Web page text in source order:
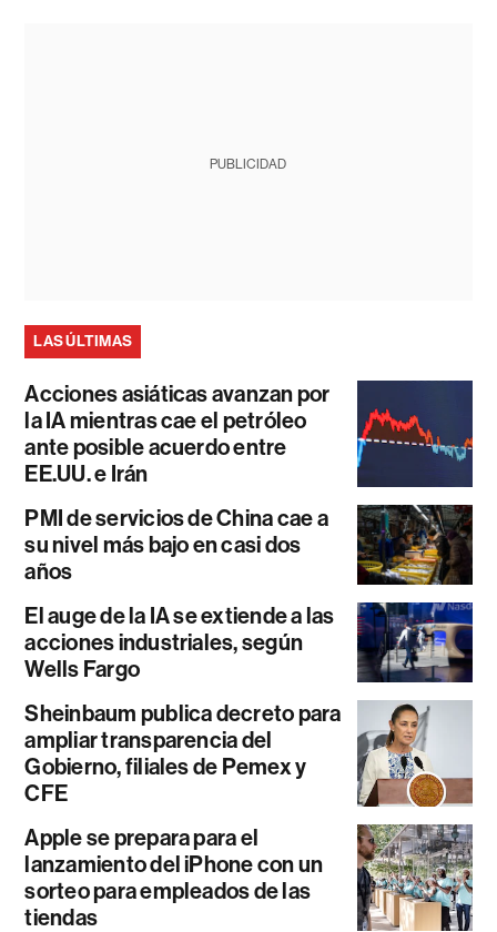
PUBLICIDAD
LAS ÚLTIMAS
Acciones asiáticas avanzan por
la IA mientras cae el petróleo
ante posible acuerdo entre
EE.UU. e Irán
PMI de servicios de China cae a
su nivel más bajo en casi dos
años
El auge de la IA se extiende a las
acciones industriales, según
Wells Fargo
Sheinbaum publica decreto para
ampliar transparencia del
Gobierno, filiales de Pemex y
CFE
Apple se prepara para el
lanzamiento del iPhone con un
sorteo para empleados de las
tiendas